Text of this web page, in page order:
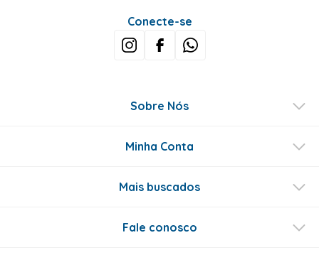
Conecte-se
Sobre Nós
Minha Conta
Mais buscados
Fale conosco